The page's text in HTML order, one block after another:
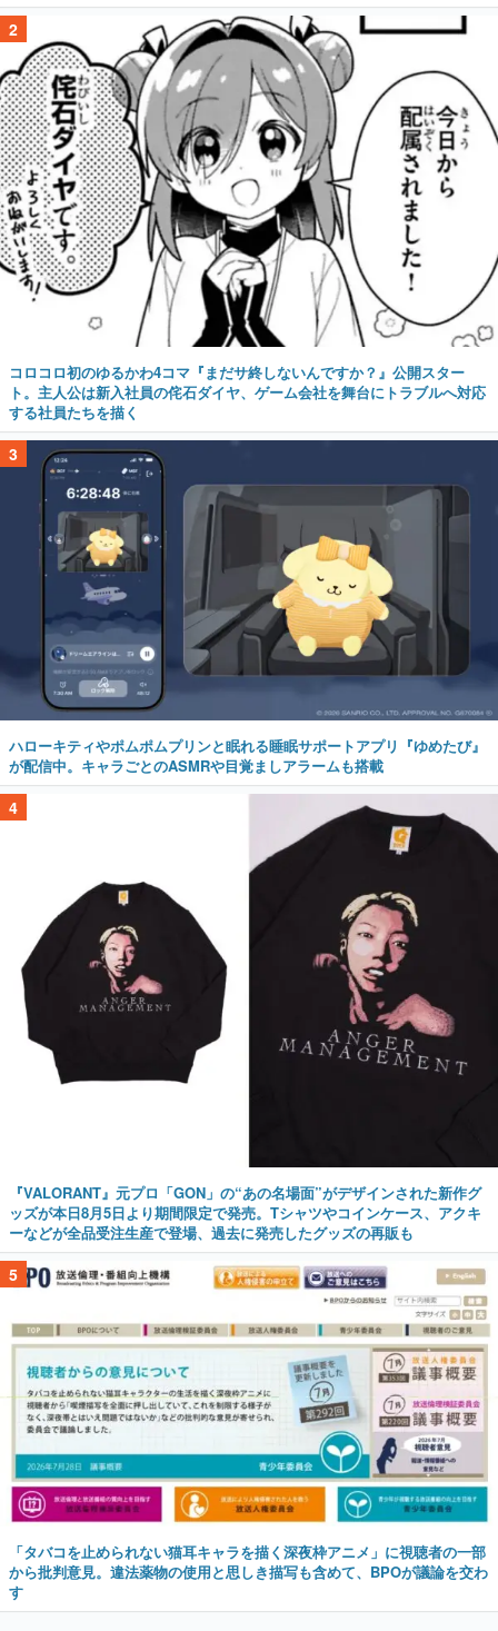
2
コロコロ初のゆるかわ4コマ『まだサ終しないんですか？』公開スター
ト。主人公は新入社員の侘石ダイヤ、ゲーム会社を舞台にトラブルへ対応
する社員たちを描く
3
ハローキティやポムポムプリンと眠れる睡眠サポートアプリ『ゆめたび』
が配信中。キャラごとのASMRや目覚ましアラームも搭載
4
『VALORANT』元プロ「GON」の“あの名場面”がデザインされた新作グ
ッズが本日8月5日より期間限定で発売。Tシャツやコインケース、アクキ
ーなどが全品受注生産で登場、過去に発売したグッズの再販も
5
「タバコを止められない猫耳キャラを描く深夜枠アニメ」に視聴者の一部
から批判意見。違法薬物の使用と思しき描写も含めて、BPOが議論を交わ
す